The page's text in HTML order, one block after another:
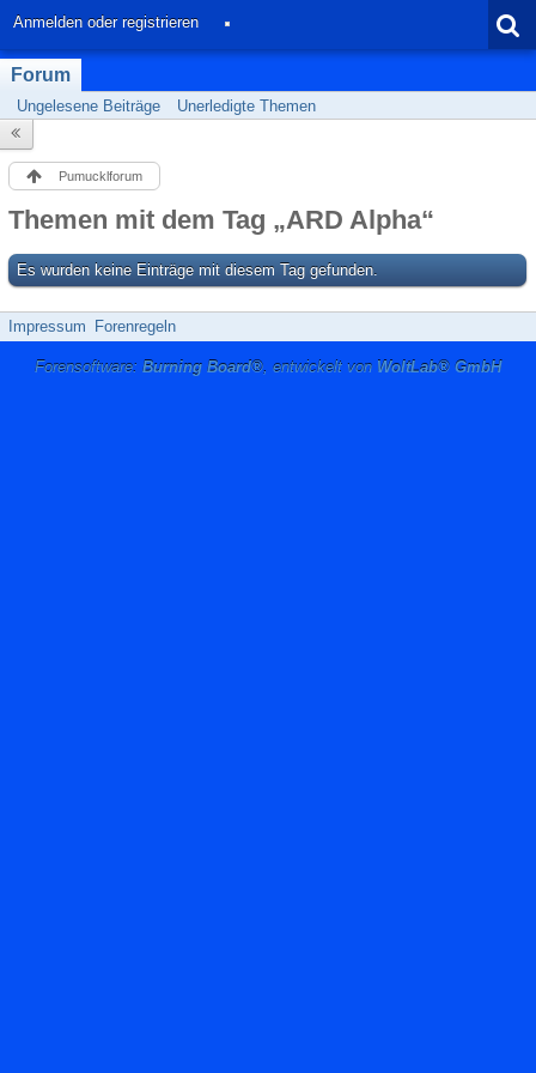
Anmelden oder registrieren
Forum
Ungelesene Beiträge Unerledigte Themen
Pumucklforum
Themen mit dem Tag „ARD Alpha“
Es wurden keine Einträge mit diesem Tag gefunden.
Impressum Forenregeln
Forensoftware: Burning Board®, entwickelt von WoltLab® GmbH